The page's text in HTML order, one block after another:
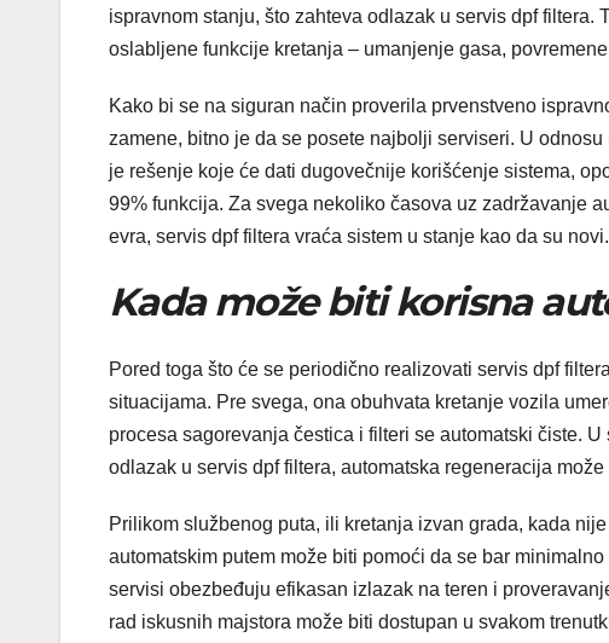
ispravnom stanju, što zahteva odlazak u servis dpf
oslabljene funkcije kretanja – umanjenje gasa,
Kako bi se na siguran način proverila prvenstveno
zamene, bitno je da se posete najbolji serviseri. U
je rešenje koje će dati dugovečnije korišćenje sistema,
99% funkcija. Za svega nekoliko časova uz zadržavanje
evra, servis dpf filtera vraća sistem u stanje kao da su novi.
Kada može biti korisna
Pored toga što će se periodično realizovati servis dpf
situacijama. Pre svega, ona obuhvata kretanje vozila
procesa sagorevanja čestica i filteri se automatski čiste.
odlazak u servis dpf filtera, automatska regeneracija
Prilikom službenog puta, ili kretanja izvan grada, kada
automatskim putem može biti pomoći da se bar
servisi obezbeđuju efikasan izlazak na teren i
rad iskusnih majstora može biti dostupan u svakom